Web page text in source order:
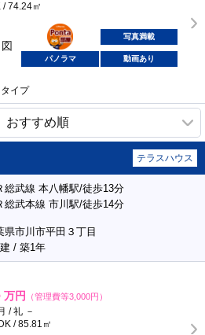
/ 74.24㎡
ポンタ
部屋
写真満載
パノラマ 動画あり
イプ
テラスハウス
総武線 本八幡駅/徒歩13分
総武本線 市川駅/徒歩14分
県市川市平田３丁目
/ 築1年
万円 （管理費等3,000円）
/ 礼 －
/ 85.81㎡